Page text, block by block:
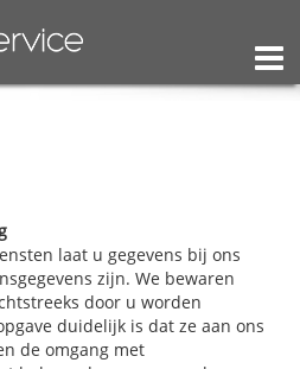
laat u gegevens bij ons
zijn. We bewaren
door u worden
duidelijk is dat ze aan ons
de omgang met